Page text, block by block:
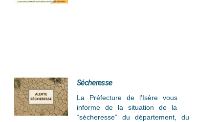
Sécheresse
La Préfecture de l’Isère vous
informe de la situation de la
“sécheresse” du département, du